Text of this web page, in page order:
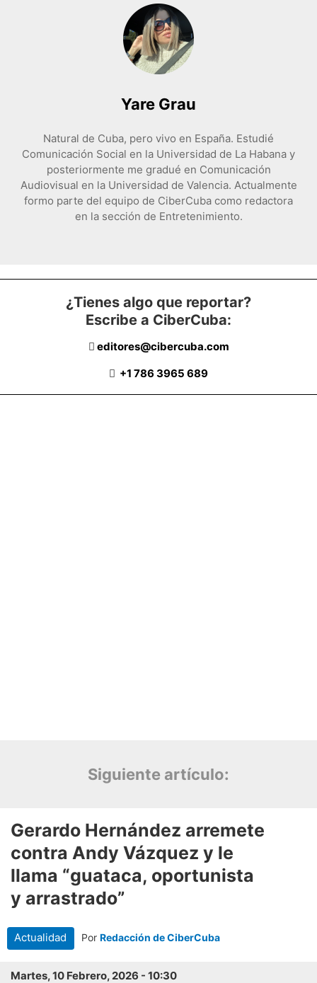
Yare Grau
Natural de Cuba, pero vivo en España. Estudié
Comunicación Social en la Universidad de La Habana y
posteriormente me gradué en Comunicación
Audiovisual en la Universidad de Valencia. Actualmente
formo parte del equipo de CiberCuba como redactora
en la sección de Entretenimiento.
¿Tienes algo que reportar?
Escribe a CiberCuba:
editores@cibercuba.com
+1 786 3965 689
Siguiente artículo: